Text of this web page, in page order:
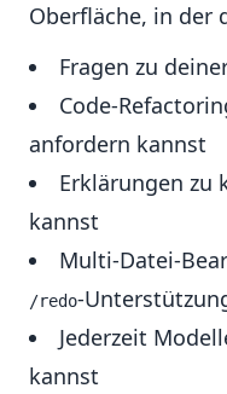
Oberfläche, in der
Fragen zu
Code-
anfordern kannst
Erklärungen zu
kannst
Multi-Datei-
/redo-
Jederzeit
kannst